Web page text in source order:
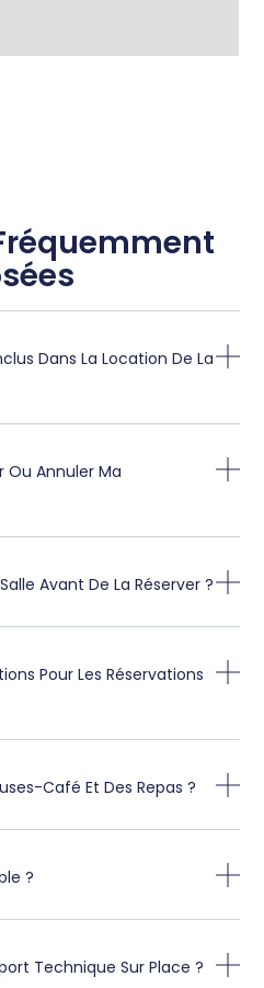
Dans La Location De La
Annuler Ma
Avant De La Réserver ?
Pour Les Réservations
Café Et Des Repas ?
?
Technique Sur Place ?